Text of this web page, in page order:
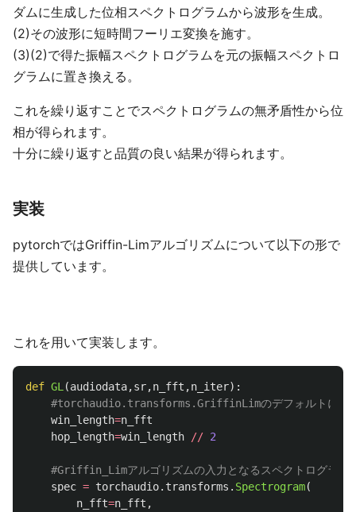
ダムに生成した位相スペクトログラムから波形を生成。
(2)その波形に短時間フーリエ変換を施す。
(3)(2)で得た振幅スペクトログラムを元の振幅スペクトロ
グラムに置き換える。
これを繰り返すことでスペクトログラムの無矛盾性から位
相が得られます。
十分に繰り返すと品質の良い結果が得られます。
実装
pytorchではGriffin-Limアルゴリズムについて以下の形で
提供しています。
これを用いて実装します。
def GL (audiodata,sr,n_fft ,n_iter):
win_length=n_fft
hop_length=win_length // 2
spec = torchaudio. transforms . Spectrogram(
n_fft=n_fft ,